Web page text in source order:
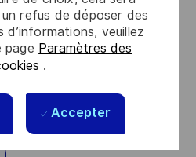
refus de déposer des
d’informations, veuillez
page Paramètres des
.
Accepter
plan
Engagée, reconnait
est notre meilleur
nous !